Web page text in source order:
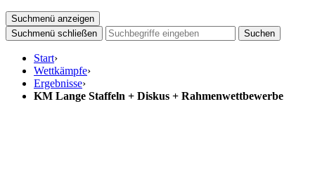
Suchmenü anzeigen
Suchmenü schließen
Suchen
Start›
Wettkämpfe›
Ergebnisse›
KM Lange Staffeln + Diskus + Rahmenwettbewerbe